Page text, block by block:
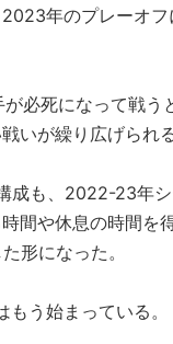
年のプレーオ
必死になって戦う
いが繰り広げられる
成も、2022-23年
間や休息の時間を
形になった。
う始まっている。